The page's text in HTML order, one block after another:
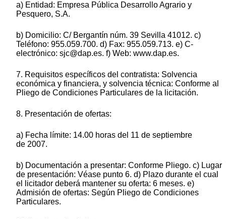
a) Entidad: Empresa Pública Desarrollo Agrario y
Pesquero, S.A.
b) Domicilio: C/ Bergantín núm. 39 Sevilla 41012. c)
Teléfono: 955.059.700. d) Fax: 955.059.713. e) C-
electrónico: sjc@dap.es. f) Web: www.dap.es.
7. Requisitos específicos del contratista: Solvencia
económica y financiera, y solvencia técnica: Conforme al
Pliego de Condiciones Particulares de la licitación.
8. Presentación de ofertas:
a) Fecha límite: 14.00 horas del 11 de septiembre
de 2007.
b) Documentación a presentar: Conforme Pliego. c) Lugar
de presentación: Véase punto 6. d) Plazo durante el cual
el licitador deberá mantener su oferta: 6 meses. e)
Admisión de ofertas: Según Pliego de Condiciones
Particulares.